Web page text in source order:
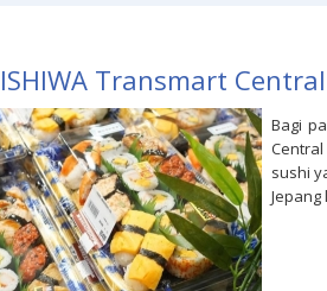
Transmart
Bagi
sushi